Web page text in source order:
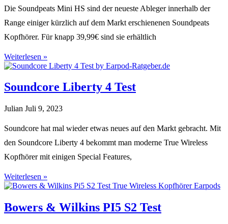
Die Soundpeats Mini HS sind der neueste Ableger innerhalb der
Range einiger kürzlich auf dem Markt erschienenen Soundpeats
Kopfhörer. Für knapp 39,99€ sind sie erhältlich
Weiterlesen »
Soundcore Liberty 4 Test
Julian Juli 9, 2023
Soundcore hat mal wieder etwas neues auf den Markt gebracht. Mit
den Soundcore Liberty 4 bekommt man moderne True Wireless
Kopfhörer mit einigen Special Features,
Weiterlesen »
Bowers & Wilkins PI5 S2 Test